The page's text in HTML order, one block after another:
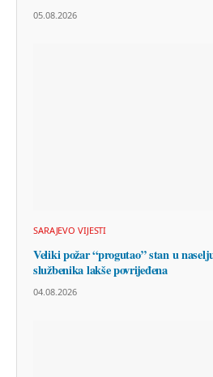
05.08.2026
SARAJEVO VIJESTI
Veliki požar “progutao” stan u
službenika lakše povrijeđena
04.08.2026